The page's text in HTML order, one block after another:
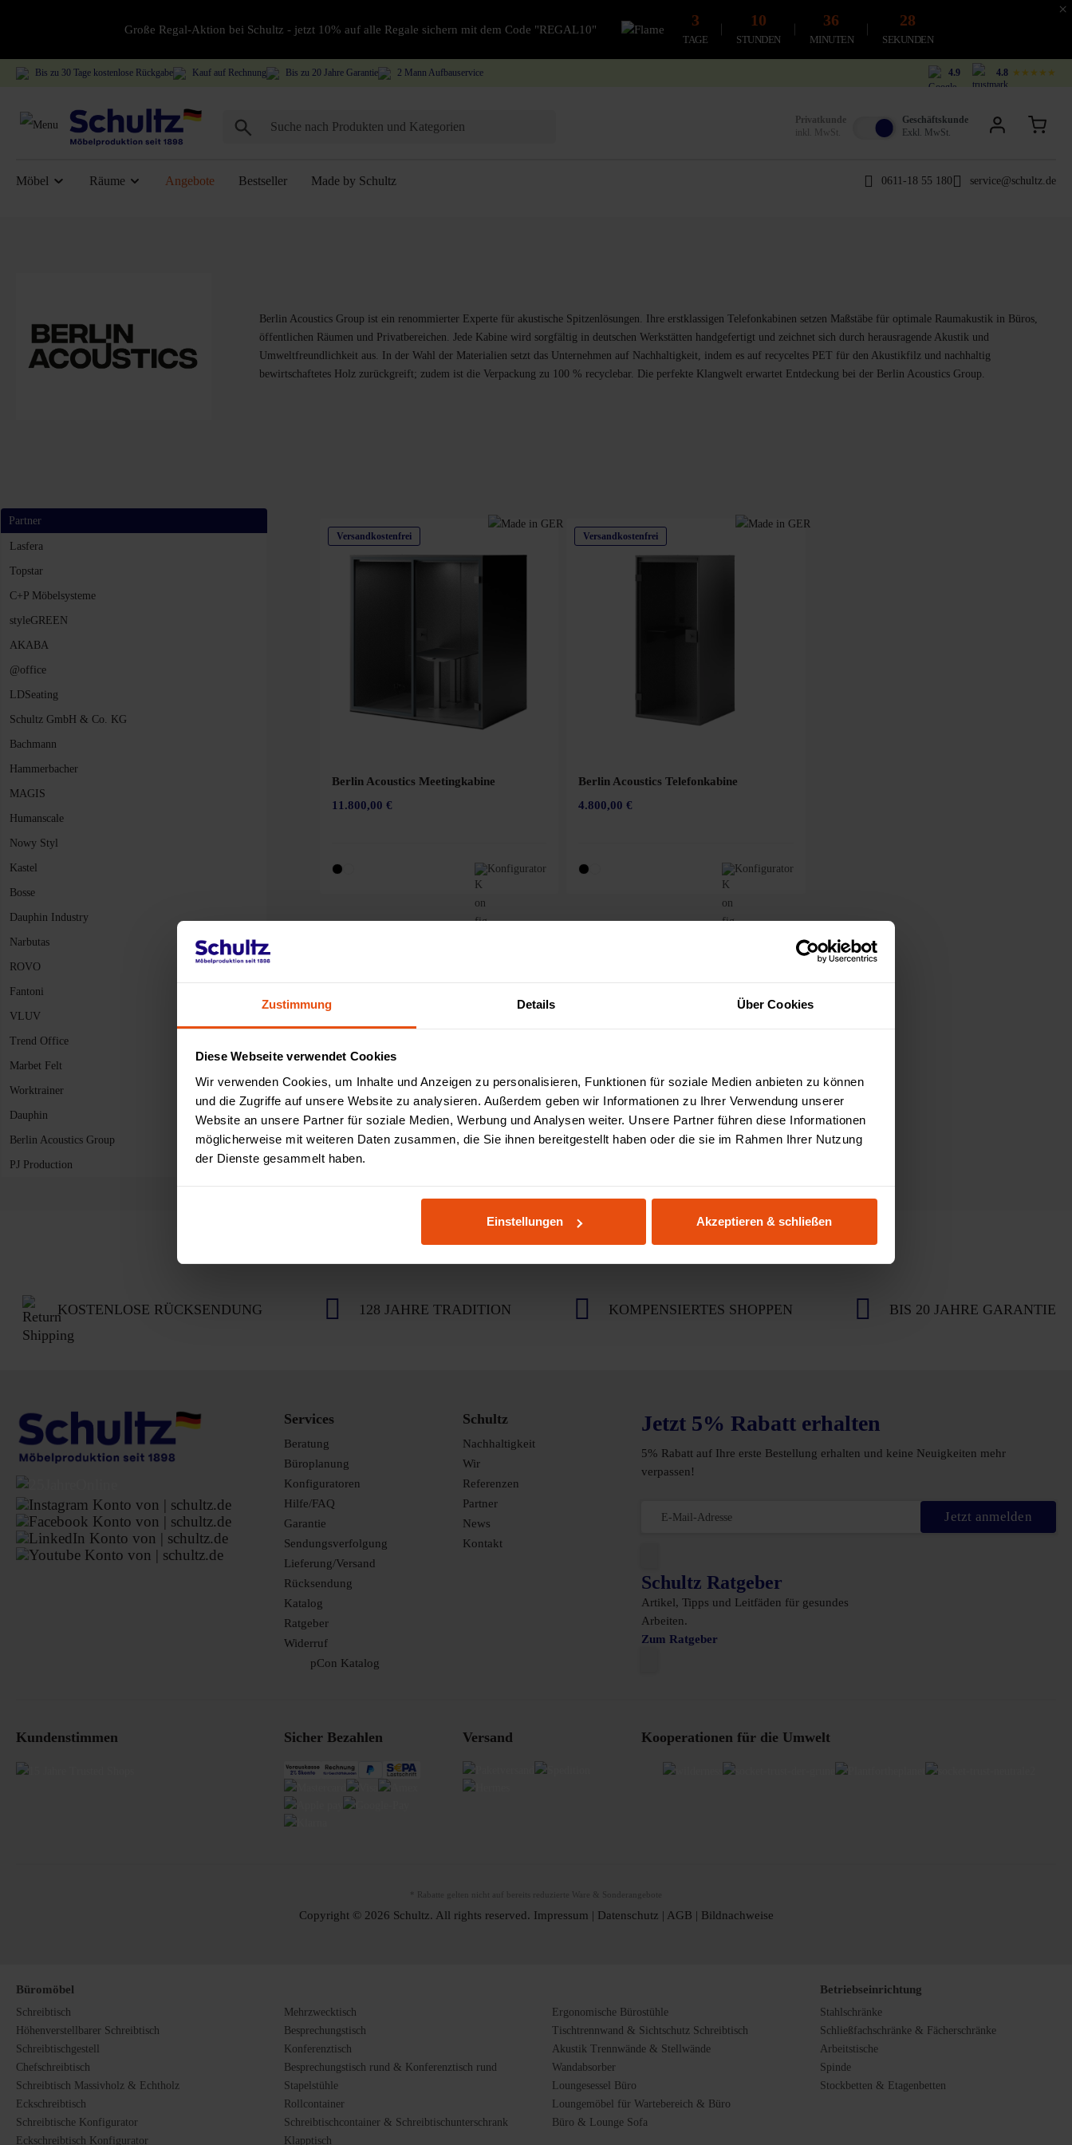
Zustimmung Details Über Cookies
Diese Webseite verwendet Cookies
Wir verwenden Cookies, um Inhalte und Anzeigen zu personalisieren, Funktionen für soziale Medien anbieten zu können
und die Zugriffe auf unsere Website zu analysieren. Außerdem geben wir Informationen zu Ihrer Verwendung unserer
Website an unsere Partner für soziale Medien, Werbung und Analysen weiter. Unsere Partner führen diese Informationen
möglicherweise mit weiteren Daten zusammen, die Sie ihnen bereitgestellt haben oder die sie im Rahmen Ihrer Nutzung
der Dienste gesammelt haben.
Einstellungen Akzeptieren & schließen
×
Große Regal-Aktion bei Schultz - jetzt 10% auf alle Regale sichern mit dem Code "REGAL10"
3
TAGE
10
STUNDEN
36
MINUTEN
27
SEKUNDEN
Bis zu 30 Tage kostenlose Rückgabe Kauf auf Rechnung Bis zu 20 Jahre Garantie 2 Mann Aufbauservice 4.9 4.8 ★★★★★
Privatkunde
inkl. MwSt.
Geschäftskunde
Exkl. MwSt.
Möbel Räume Angebote Bestseller Made by Schultz 0611-18 55 180 service@schultz.de
Berlin Acoustics Group ist ein renommierter Experte für akustische Spitzenlösungen. Ihre erstklassigen Telefonkabinen setzen Maßstäbe für optimale Raumakustik in Büros,
öffentlichen Räumen und Privatbereichen. Jede Kabine wird sorgfältig in deutschen Werkstätten handgefertigt und zeichnet sich durch herausragende Akustik und
Umweltfreundlichkeit aus. In der Wahl der Materialien setzt das Unternehmen auf Nachhaltigkeit, indem es auf recyceltes PET für den Akustikfilz und nachhaltig
bewirtschaftetes Holz zurückgreift; zudem ist die Verpackung zu 100 % recyclebar. Die perfekte Klangwelt erwartet Entdeckung bei der Berlin Acoustics Group.
Partner
Lasfera
Topstar
C+P Möbelsysteme
styleGREEN
AKABA
@office
LDSeating
Schultz GmbH & Co. KG
Bachmann
Hammerbacher
MAGIS
Humanscale
Nowy Styl
Kastel
Bosse
Dauphin Industry
Narbutas
ROVO
Fantoni
VLUV
Trend Office
Marbet Felt
Worktrainer
Dauphin
Berlin Acoustics Group
PJ Production
Versandkostenfrei
Berlin Acoustics Meetingkabine
11.800,00 €
Konfigurator
Versandkostenfrei
Berlin Acoustics Telefonkabine
4.800,00 €
Konfigurator
KOSTENLOSE RÜCKSENDUNG 128 JAHRE TRADITION KOMPENSIERTES SHOPPEN BIS 20 JAHRE GARANTIE
Services
Beratung
Büroplanung
Konfiguratoren
Hilfe/FAQ
Garantie
Sendungsverfolgung
Lieferung/Versand
Rücksendung
Katalog
Ratgeber
Widerruf
pCon Katalog
Schultz
Nachhaltigkeit
Wir
Referenzen
Partner
News
Kontakt
Jetzt 5% Rabatt erhalten
5% Rabatt auf Ihre erste Bestellung erhalten und keine Neuigkeiten mehr
verpassen!
Jetzt anmelden
Schultz Ratgeber
Artikel, Tipps und Leitfäden für gesundes
Arbeiten.
Zum Ratgeber
Kundenstimmen Sicher Bezahlen Versand Kooperationen für die Umwelt
* Rabatte gelten nicht auf bereits reduzierte Ware & Sonderangebote
Copyright © 2026 Schultz. All rights reserved. Impressum | Datenschutz | AGB | Bildnachweise
Büromöbel
Schreibtisch
Höhenverstellbarer Schreibtisch
Schreibtischgestell
Chefschreibtisch
Schreibtisch Massivholz & Echtholz
Eckschreibtisch
Schreibtische Konfigurator
Eckschreibtisch Konfigurator
Mehrzwecktisch
Besprechungstisch
Konferenztisch
Besprechungstisch rund & Konferenztisch rund
Stapelstühle
Rollcontainer
Schreibtischcontainer & Schreibtischunterschrank
Klapptisch
Ergonomische Bürostühle
Tischtrennwand & Sichtschutz Schreibtisch
Akustik Trennwände & Stellwände
Wandabsorber
Loungesessel Büro
Loungemöbel für Wartebereich & Büro
Büro & Lounge Sofa
Betriebseinrichtung
Stahlschränke
Schließfachschränke & Fächerschränke
Arbeitstische
Spinde
Stockbetten & Etagenbetten